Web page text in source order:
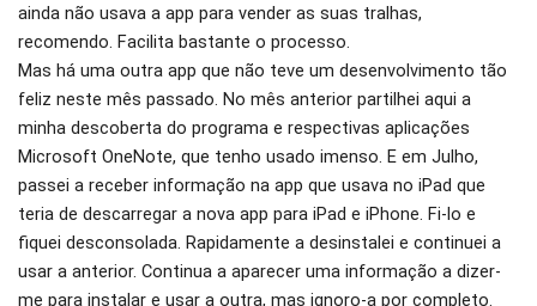
ainda não usava a app para vender as suas tralhas,
recomendo. Facilita bastante o processo.
Mas há uma outra app que não teve um desenvolvimento tão
feliz neste mês passado. No mês anterior partilhei aqui a
minha descoberta do programa e respectivas aplicações
Microsoft OneNote, que tenho usado imenso. E em Julho,
passei a receber informação na app que usava no iPad que
teria de descarregar a nova app para iPad e iPhone. Fi-lo e
fiquei desconsolada. Rapidamente a desinstalei e continuei a
usar a anterior. Continua a aparecer uma informação a dizer-
me para instalar e usar a outra, mas ignoro-a por completo.